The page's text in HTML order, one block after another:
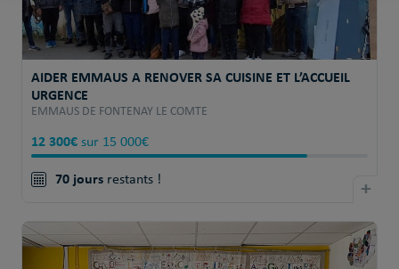
AIDER EMMAUS A RENOVER SA CUISINE ET L’ACCUEIL
URGENCE
EMMAUS DE FONTENAY LE COMTE
12 300€sur 15 000€
70 joursrestants ! +